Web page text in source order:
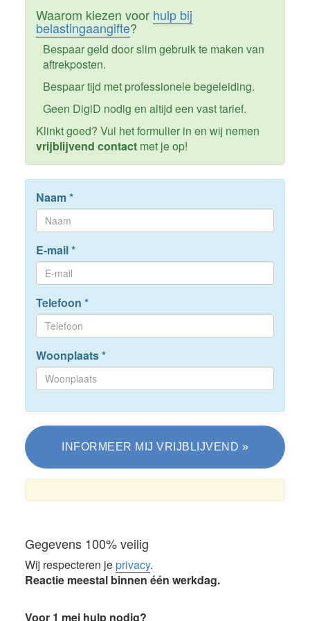
Waarom kiezen voor hulp bij
belastingaangifte?
Bespaar geld door slim gebruik te maken van
aftrekposten.
Bespaar tijd met professionele begeleiding.
Geen DigiD nodig en altijd een vast tarief.
Klinkt goed? Vul het formulier in en wij nemen
vrijblijvend contactmet je op!
Naam*
E-mail*
Telefoon *
Woonplaats*
Gegevens 100% veilig
Wij respecteren jeprivacy.
Reactie meestal binnen één werkdag.
Voor 1 mei hulp nodig?